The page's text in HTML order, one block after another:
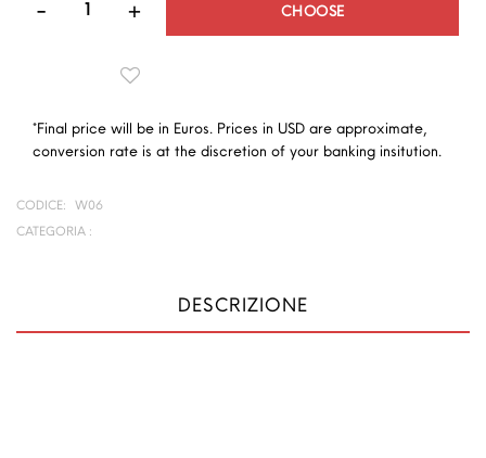
CHOOSE
*Final price will be in Euros. Prices in USD are approximate,
conversion rate is at the discretion of your banking insitution.
CODICE:
W06
CATEGORIA :
DESCRIZIONE